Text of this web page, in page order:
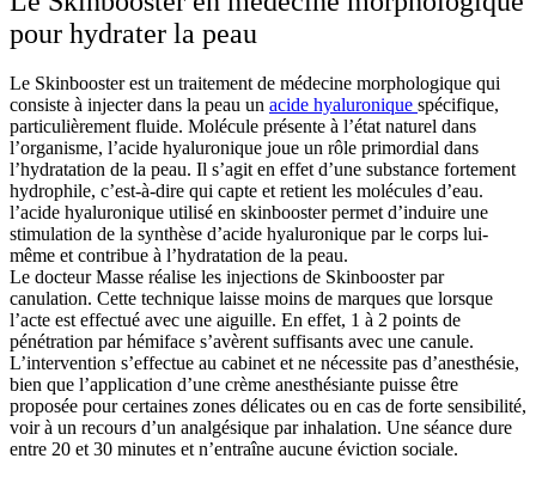
pour hydrater la peau
Le Skinbooster est un traitement de médecine morphologique qui
consiste à injecter dans la peau un acide hyaluronique spécifique,
particulièrement fluide. Molécule présente à l’état naturel dans
l’organisme, l’acide hyaluronique joue un rôle primordial dans
l’hydratation de la peau. Il s’agit en effet d’une substance fortement
hydrophile, c’est-à-dire qui capte et retient les molécules d’eau.
l’acide hyaluronique utilisé en skinbooster permet d’induire une
stimulation de la synthèse d’acide hyaluronique par le corps lui-
même et contribue à l’hydratation de la peau.
Le docteur Masse réalise les injections de Skinbooster par
canulation. Cette technique laisse moins de marques que lorsque
l’acte est effectué avec une aiguille. En effet, 1 à 2 points de
pénétration par hémiface s’avèrent suffisants avec une canule.
L’intervention s’effectue au cabinet et ne nécessite pas d’anesthésie,
bien que l’application d’une crème anesthésiante puisse être
proposée pour certaines zones délicates ou en cas de forte sensibilité,
voir à un recours d’un analgésique par inhalation. Une séance dure
entre 20 et 30 minutes et n’entraîne aucune éviction sociale.